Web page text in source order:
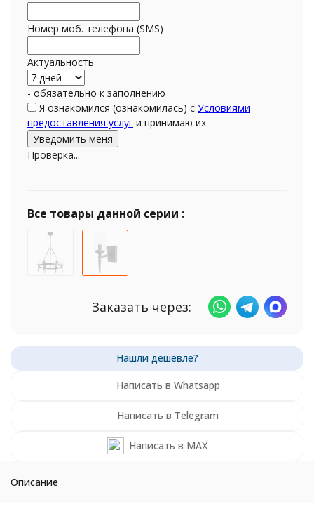
Номер моб. телефона (SMS)
Актуальность
- обязательно к заполнению
Я ознакомился (ознакомилась) с Условиями
предоставления услуг и принимаю их
Проверка...
Все товары данной серии :
Заказать через:
Написать в Whatsapp
Написать в Telegram
Написать в MAX
Описание